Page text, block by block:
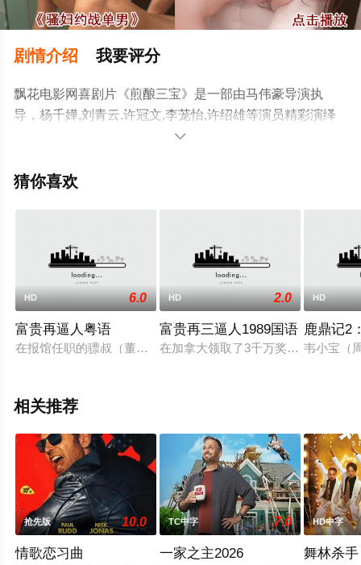
剧情介绍 我要评分
飘花电影网喜剧片《煎酿三宝》是一部由马伟豪导演执
导，杨千嬅,刘青云,许冠文,李茏怡,许绍雄等演员精彩演绎
的香港电影，手机免费观看高清无删减完整版电影大全就
剧情网等平台了解。

猜你喜欢
HD 6.0
富贵再逼人粤语
在报馆任职的骠叔（董骠饰）因为工作的关系带着全家到加拿
HD 2.0
富贵再三逼人1989国语
在加拿大领取了3千万奖金的骠叔（
HD
鹿鼎记2
韦小宝（
相关推荐
抢先版 10.0
情歌恋习曲
TC中字 7.0
一家之主2026
HD中字
舞林杀手